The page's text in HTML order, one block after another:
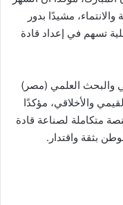
مشيدًا بدور
تسهم في إعداد قادة
والبحث العلمي (مصر)
والأخلاقي، مؤكدًا
متكاملة لصناعة قادة
بثقة واقتدار.